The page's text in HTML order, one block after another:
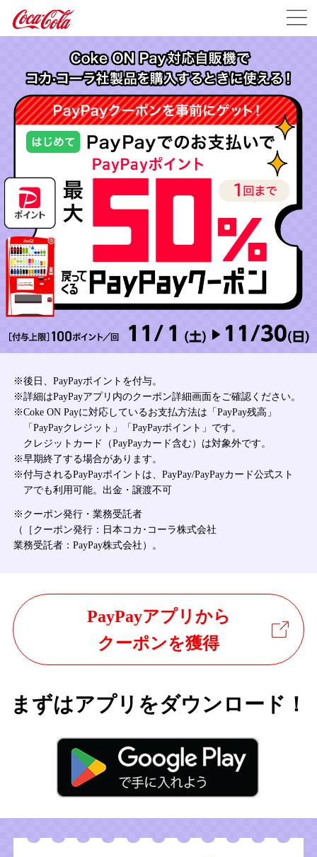
※後日、PayPayポイントを付与。
※詳細はPayPayアプリ内のクーポン詳細画面をご確認ください。
※Coke ON Payに対応しているお支払方法は「PayPay残高」
「PayPayクレジット」「PayPayポイント」です。
クレジットカード（PayPayカード含む）は対象外です。
※早期終了する場合があります。
※付与されるPayPayポイントは、PayPay/PayPayカード公式スト
アでも利用可能。出金・譲渡不可
※クーポン発行・業務受託者
（［クーポン発行：日本コカ･コーラ株式会社
業務受託者：PayPay株式会社）。
PayPayアプリから
クーポンを獲得
まずはアプリをダウンロード！